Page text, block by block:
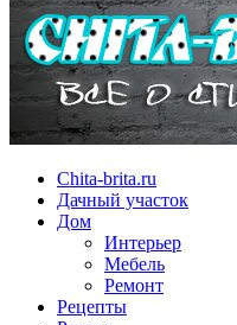
Chita-brita.ru
Дачный участок
Дом
Интерьер
Мебель
Ремонт
Рецепты